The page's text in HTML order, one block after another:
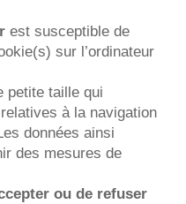
est susceptible de
sur l’ordinateur
petite taille qui
à la navigation
données ainsi
des mesures de
ou de refuser